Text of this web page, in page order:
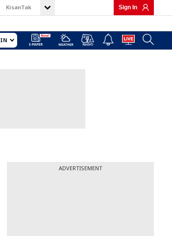
KisanTak Sign In
IN
ADVERTISEMENT